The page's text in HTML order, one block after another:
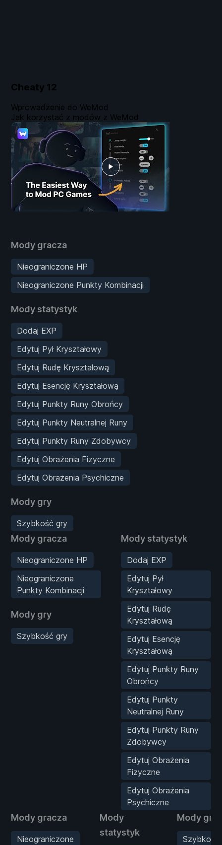
Cheaty 12
Mody gracza
Nieograniczone HP
Nieograniczone Punkty Kombinacji
Mody statystyk
Dodaj EXP
Edytuj Pył Kryształowy
Edytuj Rudę Kryształową
Edytuj Esencję Kryształową
Edytuj Punkty Runy Obrońcy
Edytuj Punkty Neutralnej Runy
Edytuj Punkty Runy Zdobywcy
Edytuj Obrażenia Fizyczne
Edytuj Obrażenia Psychiczne
Mody gry
Szybkość gry
Mody gracza
Nieograniczone HP
Nieograniczone
Punkty Kombinacji
Mody gry
Szybkość gry
Mody statystyk
Dodaj EXP
Edytuj Pył
Kryształowy
Edytuj Rudę
Kryształową
Edytuj Esencję
Kryształową
Edytuj Punkty Runy
Obrońcy
Edytuj Punkty
Neutralnej Runy
Edytuj Punkty Runy
Zdobywcy
Edytuj Obrażenia
Fizyczne
Edytuj Obrażenia
Psychiczne
Mody gracza
Nieograniczone
Mody
statystyk
Mody gry
Szybkość
Wprowadzenie do WeMod
Jak korzystać z modów z WeMod